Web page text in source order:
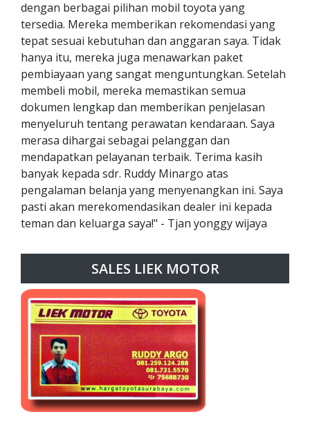
dengan berbagai pilihan mobil toyota yang
tersedia. Mereka memberikan rekomendasi yang
tepat sesuai kebutuhan dan anggaran saya. Tidak
hanya itu, mereka juga menawarkan paket
pembiayaan yang sangat menguntungkan. Setelah
membeli mobil, mereka memastikan semua
dokumen lengkap dan memberikan penjelasan
menyeluruh tentang perawatan kendaraan. Saya
merasa dihargai sebagai pelanggan dan
mendapatkan pelayanan terbaik. Terima kasih
banyak kepada sdr. Ruddy Minargo atas
pengalaman belanja yang menyenangkan ini. Saya
pasti akan merekomendasikan dealer ini kepada
teman dan keluarga saya!" - Tjan yonggy wijaya
SALES LIEK MOTOR